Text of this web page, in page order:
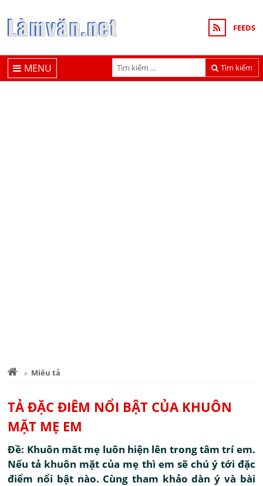
FEEDS
Tìm kiếm
MENU
Miêu tả
TẢ ĐẶC ĐIÊM NỔI BẬT CỦA KHUÔN
MẶT MẸ EM
Đề: Khuôn măt mẹ luôn hiện lên trong tâm trí em.
Nếu tả khuôn mặt của mẹ thì em sẽ chú ý tới đặc
điểm nổi bật nào. Cùng tham khảo dàn ý và bài